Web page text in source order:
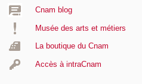
Cnam blog
Musée des arts et métiers
La boutique du Cnam
Accès à intraCnam